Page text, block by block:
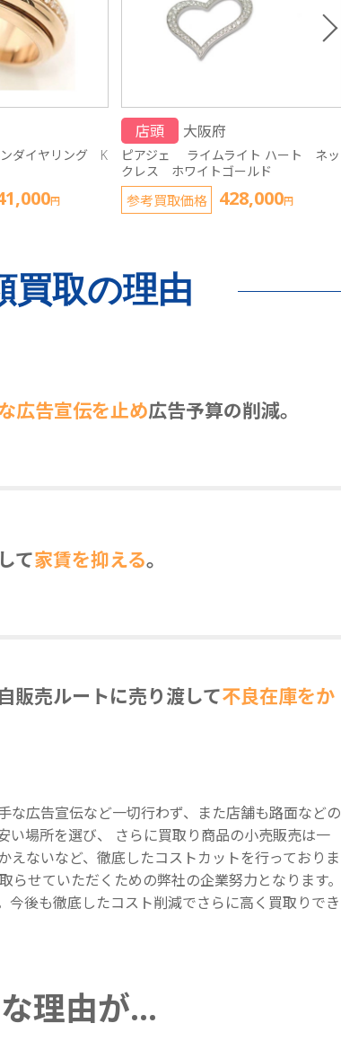
ダイヤリング K
円
店頭 大阪府
ピアジェ ライムライト ハート ネッ
クレス ホワイトゴールド
参考買取価格 428,000円
買取の理由
広告宣伝を止め広告予算の削減。
て家賃を抑える。
販売ルートに売り渡して不良在庫をか
な広告宣伝など一切行わず、また店舗も路面などの
場所を選び、 さらに買取り商品の小売販売は一
ないなど、徹底したコストカットを行っておりま
せていただくための弊社の企業努力となります。
後も徹底したコスト削減でさらに高く買取りでき
理由が…